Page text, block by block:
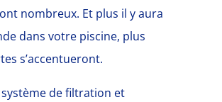
nombreux. Et plus il y aura
dans votre piscine, plus
s’accentueront.
système de filtration et